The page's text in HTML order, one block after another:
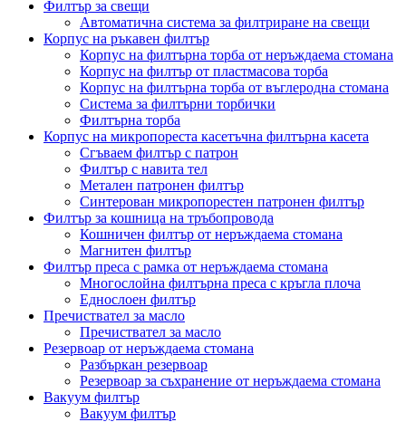
Филтър за свещи
Автоматична система за филтриране на свещи
Корпус на ръкавен филтър
Корпус на филтърна торба от неръждаема стомана
Корпус на филтър от пластмасова торба
Корпус на филтърна торба от въглеродна стомана
Система за филтърни торбички
Филтърна торба
Корпус на микропореста касетъчна филтърна касета
Сгъваем филтър с патрон
Филтър с навита тел
Метален патронен филтър
Синтерован микропорестен патронен филтър
Филтър за кошница на тръбопровода
Кошничен филтър от неръждаема стомана
Магнитен филтър
Филтър преса с рамка от неръждаема стомана
Многослойна филтърна преса с кръгла плоча
Еднослоен филтър
Пречиствател за масло
Пречиствател за масло
Резервоар от неръждаема стомана
Разбъркан резервоар
Резервоар за съхранение от неръждаема стомана
Вакуум филтър
Вакуум филтър